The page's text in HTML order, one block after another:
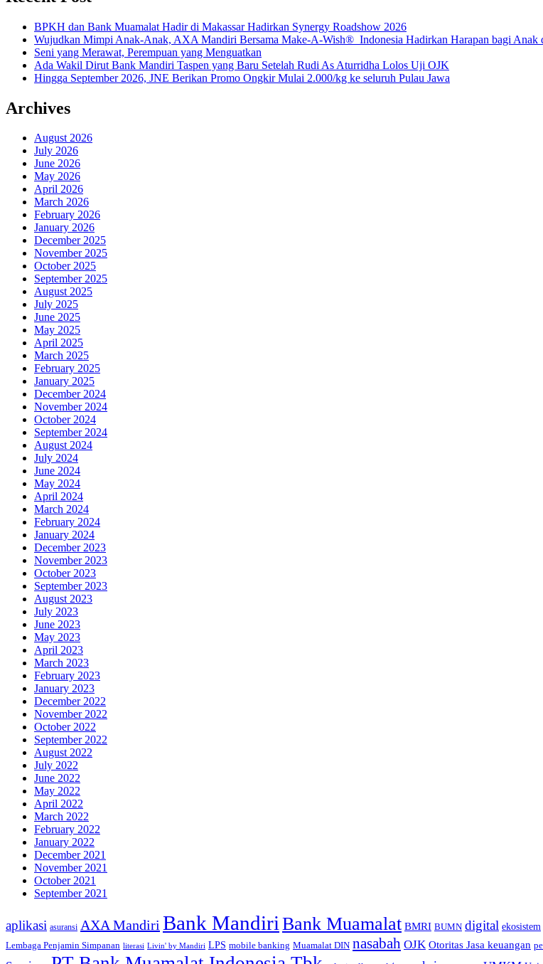
BPKH dan Bank Muamalat Hadir di Makassar Hadirkan Synergy Roadshow 2026
Wujudkan Mimpi Anak-Anak, AXA Mandiri Bersama Make-A-Wish® Indonesia Hadirkan Harapan bagi Anak
Seni yang Merawat, Perempuan yang Menguatkan
Ada Wakil Dirut Bank Mandiri Taspen yang Baru Setelah Rudi As Aturridha Lolos Uji OJK
Hingga September 2026, JNE Berikan Promo Ongkir Mulai 2.000/kg ke seluruh Pulau Jawa
Archives
August 2026
July 2026
June 2026
May 2026
April 2026
March 2026
February 2026
January 2026
December 2025
November 2025
October 2025
September 2025
August 2025
July 2025
June 2025
May 2025
April 2025
March 2025
February 2025
January 2025
December 2024
November 2024
October 2024
September 2024
August 2024
July 2024
June 2024
May 2024
April 2024
March 2024
February 2024
January 2024
December 2023
November 2023
October 2023
September 2023
August 2023
July 2023
June 2023
May 2023
April 2023
March 2023
February 2023
January 2023
December 2022
November 2022
October 2022
September 2022
August 2022
July 2022
June 2022
May 2022
April 2022
March 2022
February 2022
January 2022
December 2021
November 2021
October 2021
September 2021
aplikasi asuransi AXA Mandiri Bank MandiriBank Muamalat BMRI BUMN digital ekosistem
Lembaga Penjamin Simpanan literasi Livin' by Mandiri LPS mobile banking Muamalat DIN nasabah OJK Otoritas Jasa keuangan